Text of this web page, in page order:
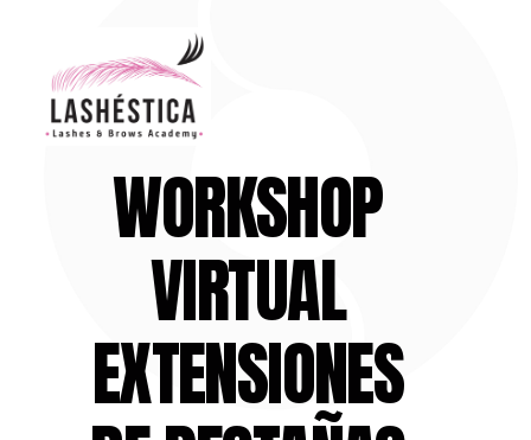
WORKSHOP
VIRTUAL
EXTENSIONES